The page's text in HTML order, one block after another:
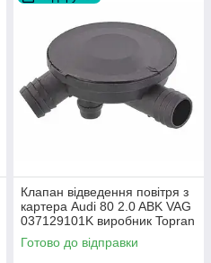
Клапан відведення повітря з
картера Audi 80 2.0 ABK VAG
037129101K виробник Topran
Німеччина
Готово до відправки